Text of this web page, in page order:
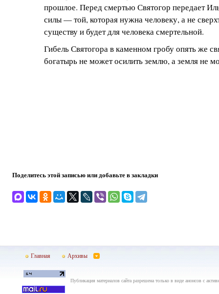
прошлое. Перед смертью Святогор передает
силы — той, которая нужна человеку, а не
существу и будет для человека смертельной.
Гибель Святогора в каменном гробу опять же
богатырь не может осилить землю, а земля не
Поделитесь этой записью или добавьте в закладки
Главная Архивы
Публикация материалов сайта разрешена только в виде анонсов с